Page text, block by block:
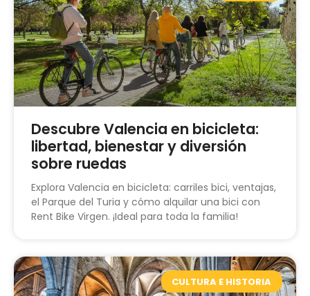
Descubre Valencia en bicicleta:
libertad, bienestar y diversión
sobre ruedas
Explora Valencia en bicicleta: carriles bici, ventajas,
el Parque del Turia y cómo alquilar una bici con
Rent Bike Virgen. ¡Ideal para toda la familia!
CULTURA E HISTORIA